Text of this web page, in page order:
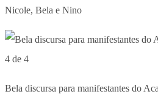
Nicole, Bela e Nino
4 de 4
Bela discursa para manifestantes do